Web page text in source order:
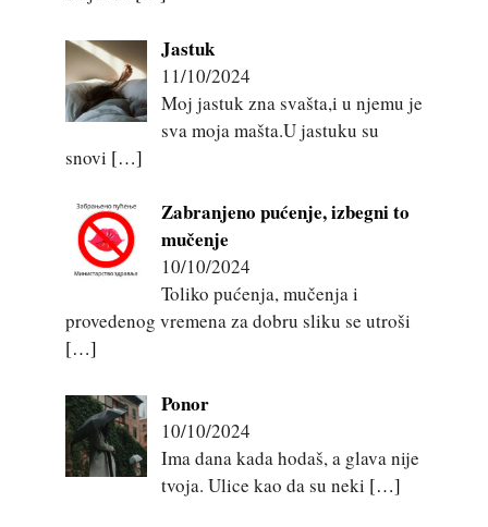
Jastuk
11/10/2024
Moj jastuk zna svašta,i u njemu je
sva moja mašta.U jastuku su
snovi […]
Zabranjeno pućenje, izbegni to
mučenje
10/10/2024
Toliko pućenja, mučenja i
provedenog vremena za dobru sliku se utroši
[…]
Ponor
10/10/2024
Ima dana kada hodaš, a glava nije
tvoja. Ulice kao da su neki […]